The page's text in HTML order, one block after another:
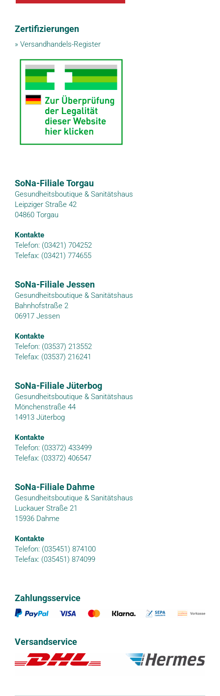
Zertifizierungen
» Versandhandels-Register
SoNa-Filiale Torgau
Gesundheitsboutique & Sanitätshaus
Leipziger Straße 42
04860 Torgau
Kontakte
Telefon: (03421) 704252
Telefax: (03421) 774655
SoNa-Filiale Jessen
Gesundheitsboutique & Sanitätshaus
Bahnhofstraße 2
06917 Jessen
Kontakte
Telefon: (03537) 213552
Telefax: (03537) 216241
SoNa-Filiale Jüterbog
Gesundheitsboutique & Sanitätshaus
Mönchenstraße 44
14913 Jüterbog
Kontakte
Telefon: (03372) 433499
Telefax: (03372) 406547
SoNa-Filiale Dahme
Gesundheitsboutique & Sanitätshaus
Luckauer Straße 21
15936 Dahme
Kontakte
Telefon: (035451) 874100
Telefax: (035451) 874099
Zahlungsservice
Versandservice